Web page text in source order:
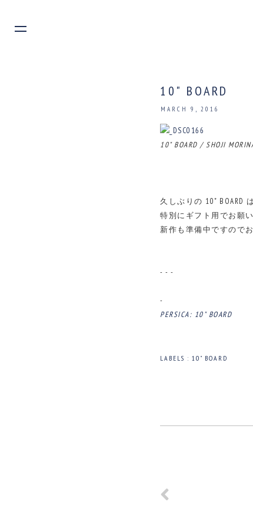
10" BOARD
MARCH 9, 2016
10" BOARD / SHOJI
久しぶりの 10" BOARD
特別にギフト用でお願
新作も準備中ですので
- - -
-
PERSICA: 10" BOARD
LABELS : 10" BOARD